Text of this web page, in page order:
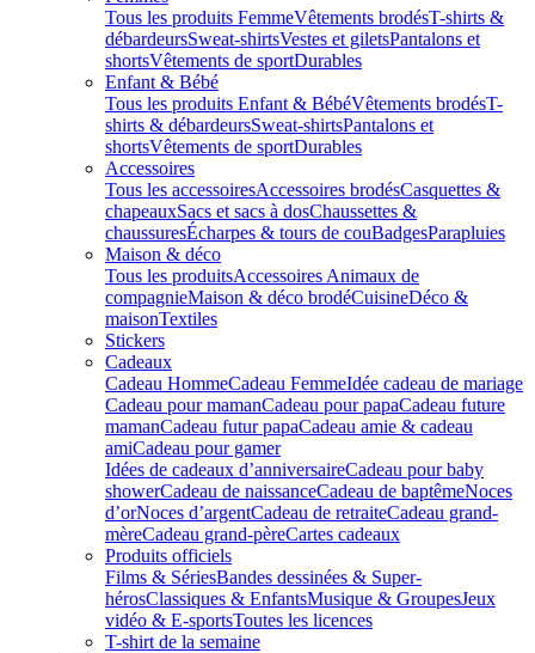
Tous les produits FemmeVêtements brodésT-shirts &
débardeursSweat-shirtsVestes et giletsPantalons et
shortsVêtements de sportDurables
Enfant & Bébé
Tous les produits Enfant & BébéVêtements brodésT-
shirts & débardeursSweat-shirtsPantalons et
shortsVêtements de sportDurables
Accessoires
Tous les accessoiresAccessoires brodésCasquettes &
chapeauxSacs et sacs à dosChaussettes &
chaussuresÉcharpes & tours de couBadgesParapluies
Maison & déco
Tous les produitsAccessoires Animaux de
compagnieMaison & déco brodéCuisineDéco &
maisonTextiles
Stickers
Cadeaux
Cadeau HommeCadeau FemmeIdée cadeau de mariage​
Cadeau pour mamanCadeau pour papaCadeau future
mamanCadeau futur papaCadeau amie & cadeau
amiCadeau pour gamer
Idées de cadeaux d’anniversaireCadeau pour baby
showerCadeau de naissanceCadeau de baptêmeNoces
d’orNoces d’argentCadeau de retraiteCadeau grand-
mèreCadeau grand-pèreCartes cadeaux
Produits officiels
Films & SériesBandes dessinées & Super-
hérosClassiques & EnfantsMusique & GroupesJeux
vidéo & E-sportsToutes les licences
T-shirt de la semaine